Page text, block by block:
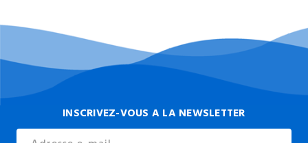
INSCRIVEZ-VOUS A LA NEWSLETTER